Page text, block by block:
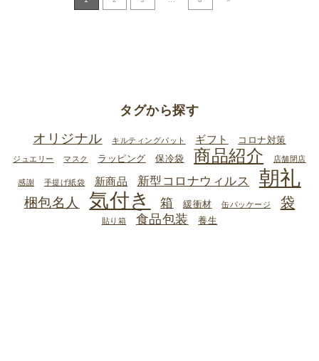
タグから探す
オリジナル キルティングパット ギフト コロナ対策
ジュエリー マスク ラッピング 保冷袋 商品紹介 店舗閉店
感謝 手提げ紙袋 新商品 新型コロナウィルス 朝礼
梱包名人 気付き 箱 緩衝材 缶パッケージ 袋
貼り箱 食品包装 養生